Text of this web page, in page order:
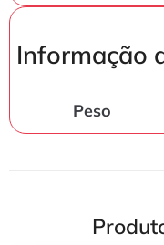
Informação
Peso